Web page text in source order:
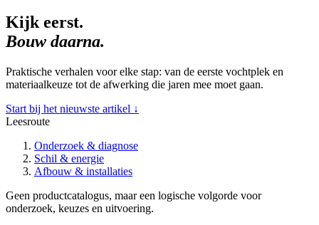
Kijk eerst.
Bouw daarna.
Praktische verhalen voor elke stap: van de eerste vochtplek en
materiaalkeuze tot de afwerking die jaren mee moet gaan.
Start bij het nieuwste artikel ↓
Leesroute
Onderzoek & diagnose
Schil & energie
Afbouw & installaties
Geen productcatalogus, maar een logische volgorde voor
onderzoek, keuzes en uitvoering.